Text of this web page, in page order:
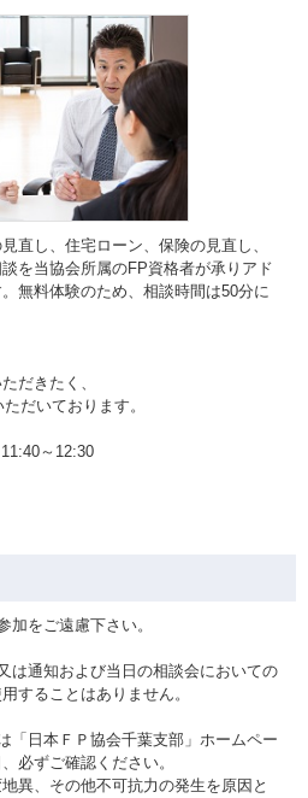
直し、住宅ローン、保険の見直し、
を当協会所属のFP資格者が承りアド
無料体験のため、相談時間は50分に
だきたく、
だいております。
11:40～12:30
加をご遠慮下さい。
は通知および当日の相談会においての
することはありません。
「日本ＦＰ協会千葉支部」ホームペー
必ずご確認ください。
異、その他不可抗力の発生を原因と